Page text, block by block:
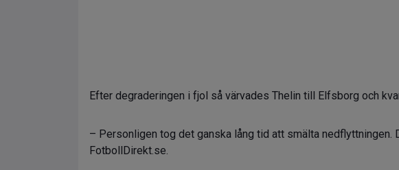
Efter degraderingen i fjol så värvades Thelin till Elfsborg och
– Personligen tog det ganska lång tid att smälta nedflyttningen.
FotbollDirekt.se.